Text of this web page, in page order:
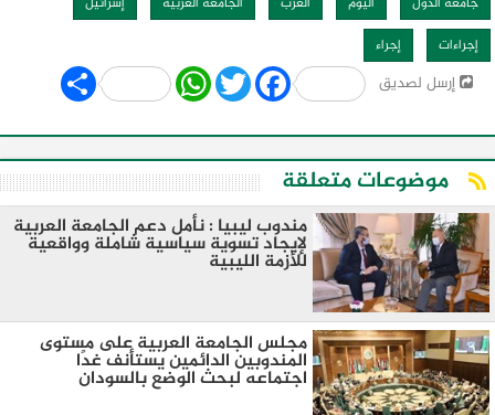
إجراءات
إجراء
إرسل لصديق Share WhatsApp
Twitter Facebook
موضوعات متعلقة
مندوب ليبيا : نأمل دعم الجامعة العربية
لإيجاد تسوية سياسية شاملة وواقعية
للأزمة الليبية
مجلس الجامعة العربية على مستوى
المندوبين الدائمين يستأنف غدًا
اجتماعه لبحث الوضع بالسودان